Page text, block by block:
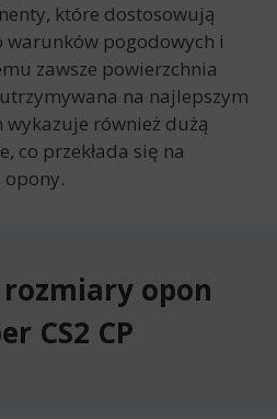
które dostosowują
warunków pogodowych i
zawsze powierzchnia
na najlepszym
wykazuje również dużą
co przekłada się na
opony.
opon
CS2 CP